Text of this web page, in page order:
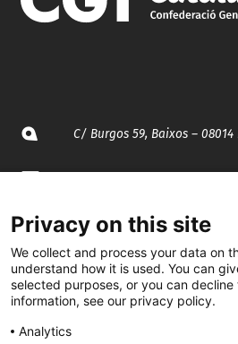
C/ Burgos 59, Baixos – 08014
935 120 481
@CGTCatalunya
cgtcatalunya
Privacy on this site
We collect and process your data on
understand how it is used. You can
selected purposes, or you can decline
information, see our privacy policy.
Analytics